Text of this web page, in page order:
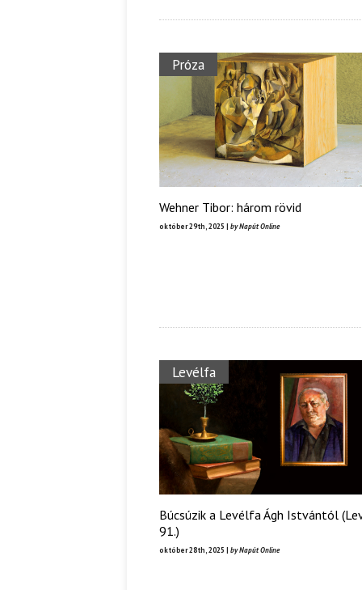
Próza
Wehner Tibor: három rövid
október 29th, 2025 | by Napút Online
Levélfa
Búcsúzik a Levélfa Ágh Istvántól
91.)
október 28th, 2025 | by Napút Online